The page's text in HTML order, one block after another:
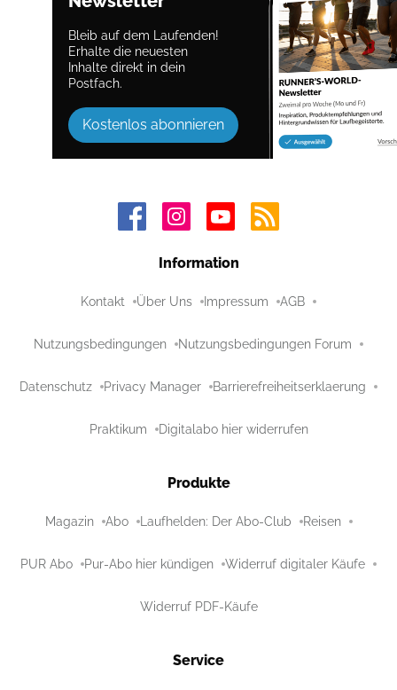
Bleib auf dem Laufenden!
Erhalte die neuesten
Inhalte direkt in dein
Postfach.
Kostenlos abonnieren
Information
Kontakt Über Uns Impressum AGB
Nutzungsbedingungen Nutzungsbedingungen Forum
Datenschutz Privacy Manager Barrierefreiheitserklaerung
Praktikum Digitalabo hier widerrufen
Produkte
Magazin Abo Laufhelden: Der Abo-Club Reisen
PUR Abo Pur-Abo hier kündigen Widerruf digitaler Käufe
Widerruf PDF-Käufe
Service